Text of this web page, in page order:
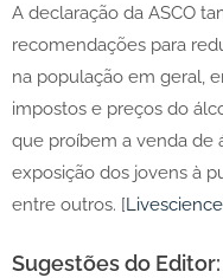
A declaração da ASCO
recomendações para
na população em geral,
impostos e preços do
que proíbem a venda de
exposição dos jovens à
entre outros. [Livescience
Sugestões do Editor: